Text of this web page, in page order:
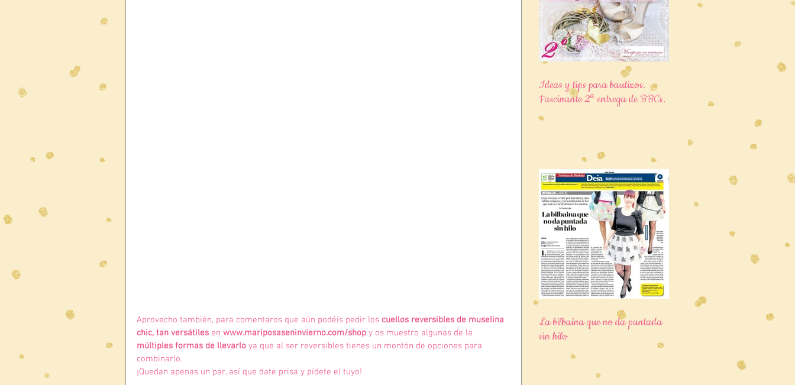
Aprovecho también, para comentaros que aún podéis pedir los cuellos reversibles de muselina
chic, tan versátiles en www.mariposaseninvierno.com/shop y os muestro algunas de la
múltiples formas de llevarlo ya que al ser reversibles tienes un montón de opciones para
combinarlo.
¡Quedan apenas un par, así que date prisa y pídete el tuyo!
Ideas y tips para bautizos.
Fascinante 2ª entrega de BBCs.
La bilbaína que no da puntada
sin hilo